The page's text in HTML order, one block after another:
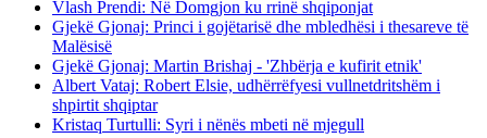
Vlash Prendi: Në Domgjon ku rrinë shqiponjat
Gjekë Gjonaj: Princi i gojëtarisë dhe mbledhësi i thesareve të
Malësisë
Gjekë Gjonaj: Martin Brishaj - 'Zhbërja e kufirit etnik'
Albert Vataj: Robert Elsie, udhërrëfyesi vullnetdritshëm i
shpirtit shqiptar
Kristaq Turtulli: Syri i nënës mbeti në mjegull